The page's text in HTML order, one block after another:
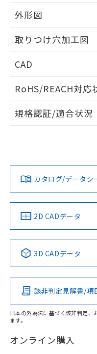
外形図
取りつけ穴加工図
CAD
ドすることができま
ログ
ダウンロードデータをご
みください。
ソフトウェアの使用条件
RoHS/REACH対応
EU RoHS 注意事項・
対応済み
中国 RoHS 注意事項
Pb Hg
O
在庫等で未対応品が混在
規格認証/適合状況
LR型式承認
（イギリス
船舶規格）
DNV型
（ノル
No No
この
その他の認証は
カタログ/データシ
2D CADデータ
3D CADデータ
該非判定見解書/項
日本の外為法に基づく該非判定、
ます。
オンライン購入
および当社
引・商談に
をご了承く
※当社の共
指します。
下記の非含有証
とができます。
EU RoHS指令（
51物質の非含有
るもので、過去
ものではありま
また、RoHS指
荷製品に未対応
欄に対応日を記
す。